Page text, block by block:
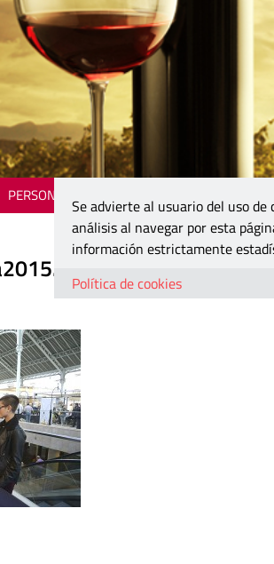
PERSONAJES
Se advierte al usuario del uso de
análisis al navegar por esta
información estrictamente
Política de cookies